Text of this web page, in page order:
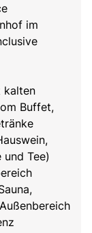
im
kalten
Buffet,
Tee)